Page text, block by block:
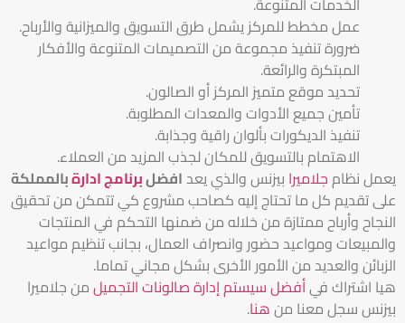
عمل مخطط للمركز يشمل طرق التسويق والميزانية والأرباح.
ضرورة تنفيذ مجموعة من التصميمات المتنوعة والأفكار
المبتكرة والرائعة.
تحديد موقع متميز المركز أو الصالون.
تأمين جميع الأدوات والمعدات المطلوبة.
تنفيذ الديكورات بألوان راقية وجذابة.
الاهتمام بالتسويق للمكان لجذب المزيد من العملاء.
يعمل نظامجلاميرا بيزنس والذي يعدافضلبرنامج ادارةبالمملكة
على تقديم كل ما تحتاج إليه كصاحب مشروع كي تتمكن من تحقيق
النجاح وأرباح ممتازة من خلاله من ضمنها التحكم في المنتجات
والمبيعات ومواعيد حضور وانصراف العمال، بجانب تنظيم مواعيد
الزبائن والعديد من الأمور الأخرى بشكل مجاني تماما.
هيا اشتراك فيأفضل سيستم إدارة صالونات التجميلمن جلاميرا
بيزنس سجل معنا منهنا.